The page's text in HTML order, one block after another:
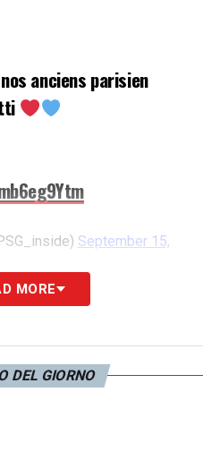
anciens parisien
September 15,
questa sera, ha
ilNizza. Verratti è
salutando il suo
MORE
DEL GIORNO